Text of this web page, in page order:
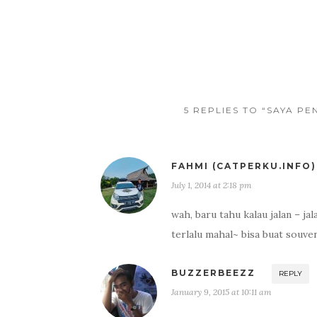
5 REPLIES TO “SAYA
FAHMI (CATPERKU.INFO)
July 1, 2014 at 2:18 pm
wah, baru tahu kalau jalan –
terlalu mahal~ bisa buat
BUZZERBEEZZ REPLY
January 9, 2015 at 10:11 am